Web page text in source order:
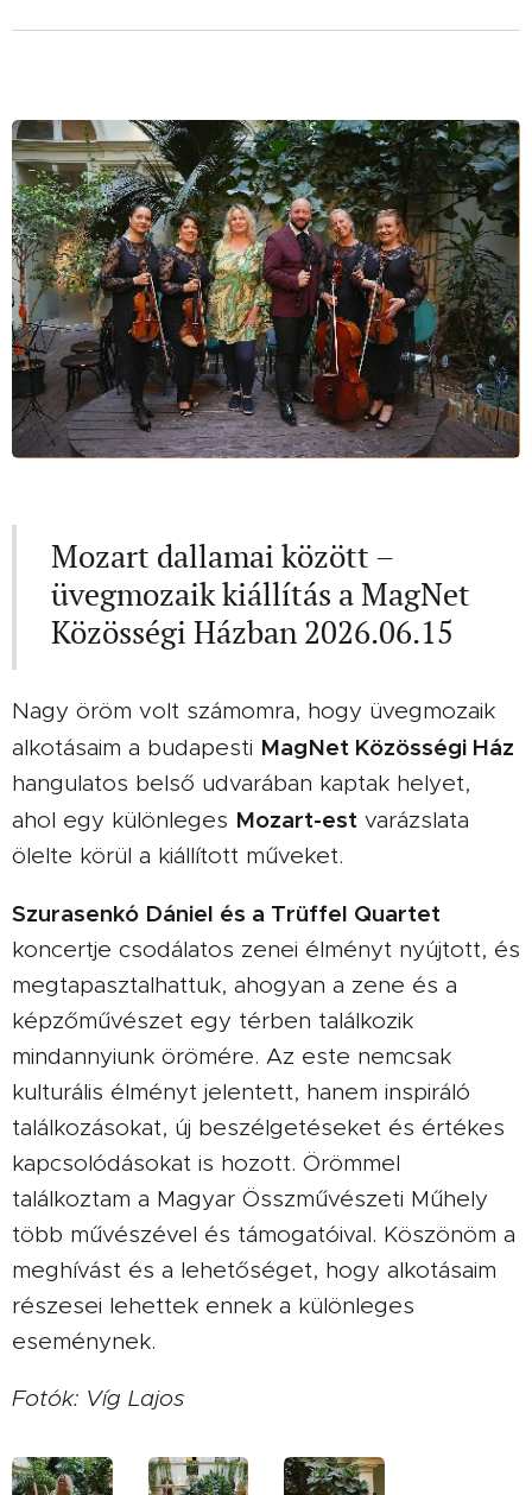
Mozart dallamai között –
üvegmozaik kiállítás a MagNet
Közösségi Házban 2026.06.15
Nagy öröm volt számomra, hogy üvegmozaik
alkotásaim a budapesti MagNet Közösségi Ház
hangulatos belső udvarában kaptak helyet,
ahol egy különleges Mozart-est varázslata
ölelte körül a kiállított műveket.
Szurasenkó Dániel és a Trüffel Quartet
koncertje csodálatos zenei élményt nyújtott, és
megtapasztalhattuk, ahogyan a zene és a
képzőművészet egy térben találkozik
mindannyiunk örömére. Az este nemcsak
kulturális élményt jelentett, hanem inspiráló
találkozásokat, új beszélgetéseket és értékes
kapcsolódásokat is hozott. Örömmel
találkoztam a Magyar Összművészeti Műhely
több művészével és támogatóival. Köszönöm a
meghívást és a lehetőséget, hogy alkotásaim
részesei lehettek ennek a különleges
eseménynek.
Fotók: Víg Lajos